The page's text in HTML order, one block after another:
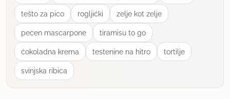
uporabno
rdeča
član od 2006 32 sporočil
14.6.2008 ob 21:50
tešto za pico rogljićki zelje kot zelje
pecen mascarpone tiramisu to go
ćokoladna krema testenine na hitro tortilje
svinjska ribica